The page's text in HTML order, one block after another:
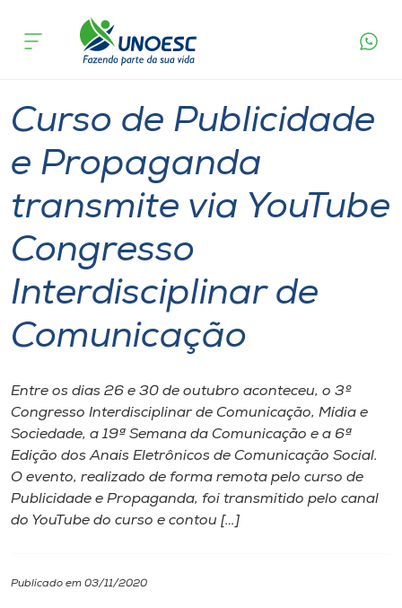
Cursos
Pesquisa
Atendimento ao Estudante
Portal de Ensino
Unoesc
Internacionalização
I.nova
Diplomados
acontece
Comunicação
Curso de Publicidade
e Propaganda
transmite via YouTube
Congresso
Interdisciplinar de
Comunicação
Entre os dias 26 e 30 de outubro aconteceu, o 3º
Congresso Interdisciplinar de Comunicação, Mídia e
Sociedade, a 19ª Semana da Comunicação e a 6ª
Edição dos Anais Eletrônicos de Comunicação Social.
O evento, realizado de forma remota pelo curso de
Publicidade e Propaganda, foi transmitido pelo canal
do YouTube do curso e contou […]
Publicado em 03/11/2020